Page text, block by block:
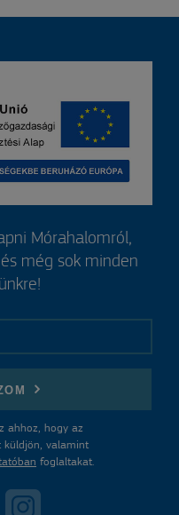
Mórahalomról,
még sok minden
ahhoz, hogy az
küldjön, valamint
foglaltakat.